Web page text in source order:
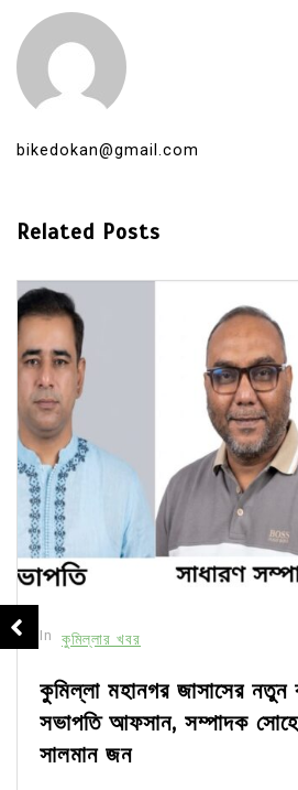
bikedokan@gmail.com
Related Posts
In কুমিল্লার খবর
কুমিল্লা মহানগর জাসাসের নতুন
সভাপতি আফসান, সম্পাদক
সালমান জন